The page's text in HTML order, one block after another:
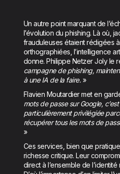
Un autre point marquant de
l’évolution du phishing. Là où,
frauduleuses étaient rédigées
orthographiées, l’intelligence
donne. Philippe Netzer Joly le
campagne de phishing,
à une IA de la faire. »
Flavien Moutardier met en
mots de passe sur Google,
particulièrement privilégiée
récupérer tous les mots de
»
Ces services, bien que
richesse critique. Leur
direct à l’ensemble de l’identité